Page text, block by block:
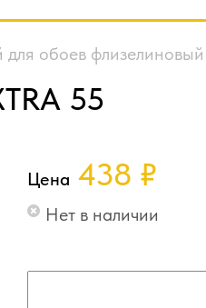
для обоев
55
Цена 438 ₽
Нет в наличии